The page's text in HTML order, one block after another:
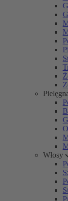
Włosy